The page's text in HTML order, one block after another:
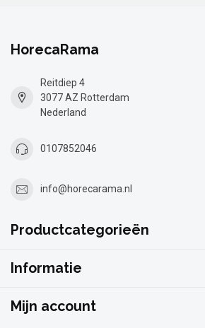
HorecaRama
Reitdiep 4
3077 AZ Rotterdam
Nederland
0107852046
info@horecarama.nl
Productcategorieën
Informatie
Mijn account